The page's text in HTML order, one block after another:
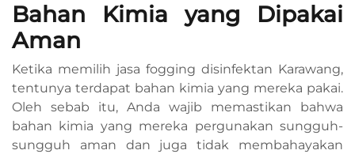
Bahan Kimia yang Dipakai
Aman
Ketika memilih jasa fogging disinfektan Karawang,
tentunya terdapat bahan kimia yang mereka pakai.
Oleh sebab itu, Anda wajib memastikan bahwa
bahan kimia yang mereka pergunakan sungguh-
sungguh aman dan juga tidak membahayakan